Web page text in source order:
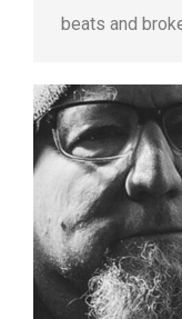
beats and